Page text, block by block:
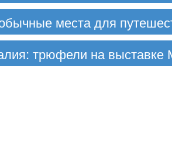
места для
трюфели на выставке